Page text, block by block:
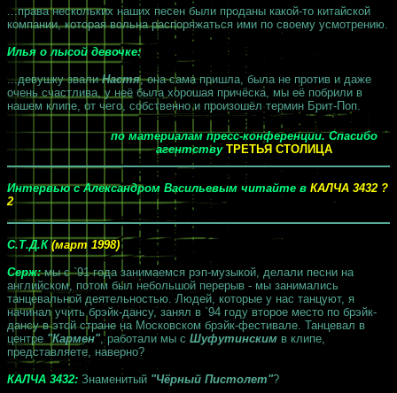
...права нескольких наших песен были проданы какой-то китайской
компании, которая вольна распоряжаться ими по своему усмотрению.
Илья о лысой девочке:
...девушку звалиНастя, она сама пришла, была не против и даже
очень счастлива, у неё была хорошая причёска, мы её побрили в
нашем клипе, от чего, собственно и произошёл термин Брит-Поп.
по материалам пресс-конференции. Спасибо
агентству ТРЕТЬЯ СТОЛИЦА
Интервью сАлександром Васильевым читайте в КАЛЧА 3432 ?
2
С.Т.Д.К (март 1998)
Серж: мы с `91 года занимаемся рэп-музыкой, делали песни на
английском, потом был небольшой перерыв - мы занимались
танцевальной деятельностью. Людей, которые у нас танцуют, я
начинал учить брэйк-дансу, занял в `94 году второе место по брэйк-
дансу в этой стране на Московском брэйк-фестивале. Танцевал в
центре "Кармен", работали мы с Шуфутинским в клипе,
представляете, наверно?
КАЛЧА 3432: Знаменитый "Чёрный Пистолет"?